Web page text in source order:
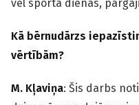
vēl sporta dienas,
Kā bērnudārzs
vērtībām?
M. Kļaviņa: Šis darbs